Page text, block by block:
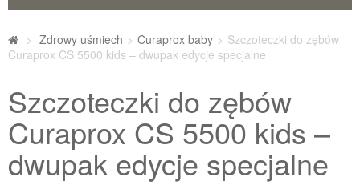
> Zdrowy uśmiech > Curaprox baby > Szczoteczki do zębów
Curaprox CS 5500 kids – dwupak edycje specjalne
Szczoteczki do zębów
Curaprox CS 5500 kids –
dwupak edycje specjalne